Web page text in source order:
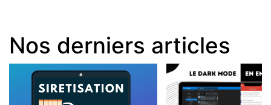
Nos derniers articles